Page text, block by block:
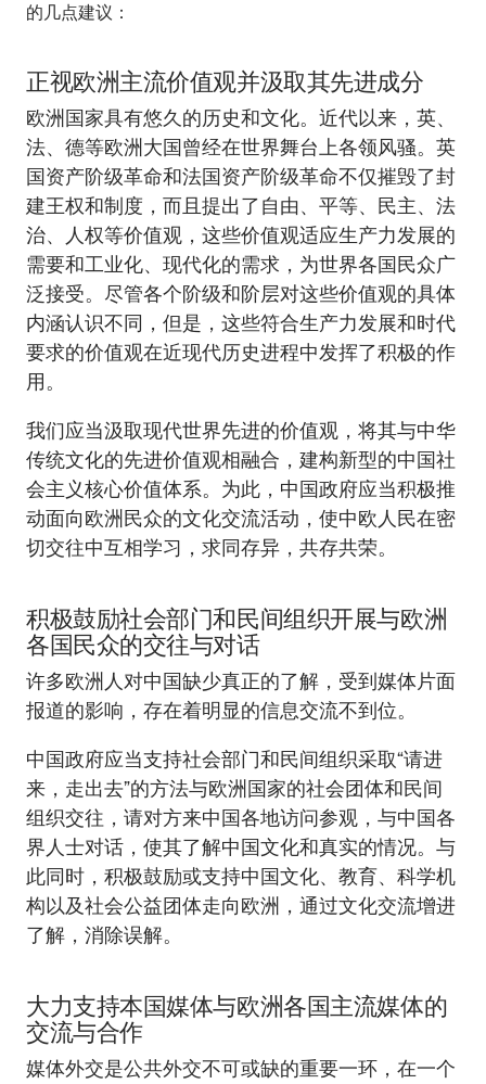
的几点建议：
正视欧洲主流价值观并汲取其先进成分
欧洲国家具有悠久的历史和文化。近代以来，英、
法、德等欧洲大国曾经在世界舞台上各领风骚。英
国资产阶级革命和法国资产阶级革命不仅摧毁了封
建王权和制度，而且提出了自由、平等、民主、法
治、人权等价值观，这些价值观适应生产力发展的
需要和工业化、现代化的需求，为世界各国民众广
泛接受。尽管各个阶级和阶层对这些价值观的具体
内涵认识不同，但是，这些符合生产力发展和时代
要求的价值观在近现代历史进程中发挥了积极的作
用。
我们应当汲取现代世界先进的价值观，将其与中华
传统文化的先进价值观相融合，建构新型的中国社
会主义核心价值体系。为此，中国政府应当积极推
动面向欧洲民众的文化交流活动，使中欧人民在密
切交往中互相学习，求同存异，共存共荣。
积极鼓励社会部门和民间组织开展与欧洲
各国民众的交往与对话
许多欧洲人对中国缺少真正的了解，受到媒体片面
报道的影响，存在着明显的信息交流不到位。
中国政府应当支持社会部门和民间组织采取“请进
来，走出去”的方法与欧洲国家的社会团体和民间
组织交往，请对方来中国各地访问参观，与中国各
界人士对话，使其了解中国文化和真实的情况。与
此同时，积极鼓励或支持中国文化、教育、科学机
构以及社会公益团体走向欧洲，通过文化交流增进
了解，消除误解。
大力支持本国媒体与欧洲各国主流媒体的
交流与合作
媒体外交是公共外交不可或缺的重要一环，在一个